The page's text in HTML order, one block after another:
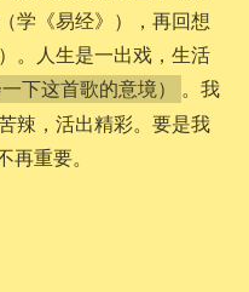
学《易经》），再回想
。人生是一出戏，生活
下这首歌的意境）
。我
辣，活出精彩。要是我
重要。